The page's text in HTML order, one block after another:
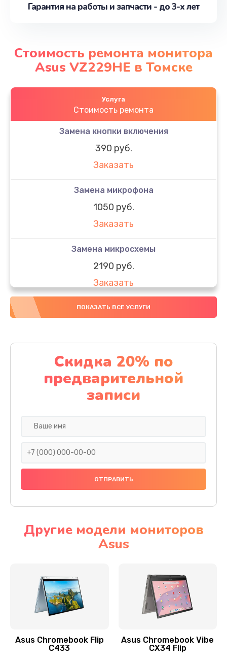
Гарантия на работы и запчасти - до 3-х лет
Стоимость ремонта монитора
Asus VZ229HE в Томске
Услуга
Стоимость ремонта
Замена кнопки включения
390 руб.
Заказать
Замена микрофона
1050 руб.
Заказать
Замена микросхемы
2190 руб.
Заказать
Замена передней камеры
Заказать
Замена полифонического динамика
390 руб.
Заказать
Сбор/Разбор
Чистка динамика и микрофонов (с разбором)
Замена кнопки Home (домой)
Заказать
ПОКАЗАТЬ ВСЕ УСЛУГИ
Скидка 20% по
предварительной
записи
Другие модели мониторов
Asus
Asus Chromebook Flip
C433
Asus Chromebook Vibe
CX34 Flip